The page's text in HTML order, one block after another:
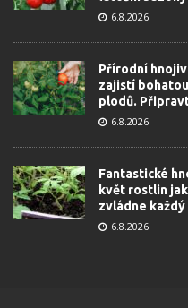
6.8.2026
Přírodní
zajistí
plodů.
6.8.2026
Fantastické
květ rostlin
zvládne každý
6.8.2026